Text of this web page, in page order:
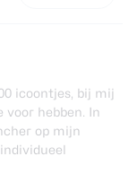
icoontjes, bij mij
voor hebben. In
op mijn